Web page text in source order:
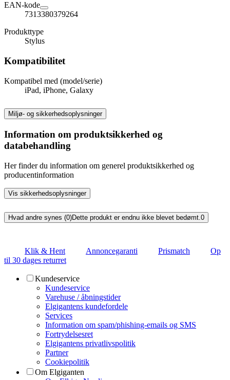
EAN-kode
7313380379264
Produkttype
Stylus
Kompatibilitet
Kompatibel med (model/serie)
iPad, iPhone, Galaxy
Miljø- og sikkerhedsoplysninger
Information om produktsikkerhed og
databehandling
Her finder du information om generel produktsikkerhed og
producentinformation
Vis sikkerhedsoplysninger
Hvad andre synes (0)Dette produkt er endnu ikke blevet bedømt.0
Klik & Hent Annoncegaranti Prismatch
Op
til 30 dages returret
Kundeservice
Kundeservice
Varehuse / åbningstider
Elgigantens kundefordele
Services
Information om spam/phishing-emails og SMS
Fortrydelsesret
Elgigantens privatlivspolitik
Partner
Cookiepolitik
Om Elgiganten